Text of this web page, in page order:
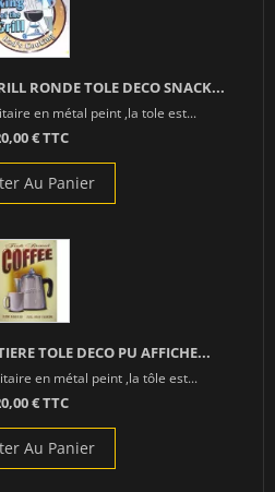
RONDE TOLE DECO SNACK...
en métal peint ,la tole est...
€ TTC
Au Panier
TOLE DECO PU AFFICHE...
en métal peint ,la tôle est...
€ TTC
Au Panier